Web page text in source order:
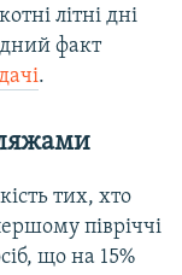
літні дні
факт
.
тих, хто
півріччі
що на 15%